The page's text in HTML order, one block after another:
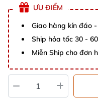
ƯU ĐIỂM
Giao hàng kín đáo
Ship hỏa tốc 30 -
Miễn Ship cho đơn